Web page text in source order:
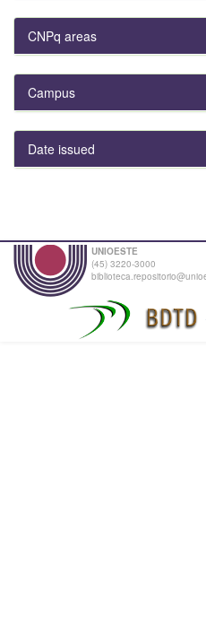
CNPq areas
Campus
Date issued
UNIOESTE
(45) 3220-3000